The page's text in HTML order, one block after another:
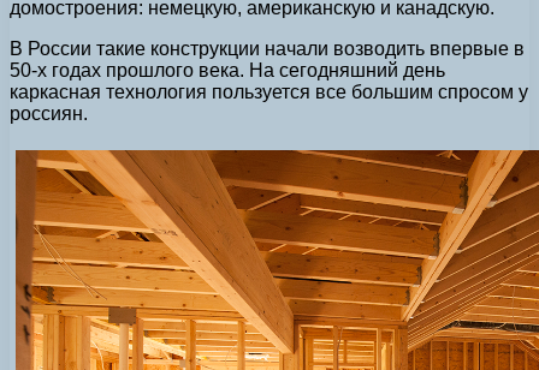
домостроения: немецкую, американскую и канадскую.
В России такие конструкции начали возводить впервые в
50-х годах прошлого века. На сегодняшний день
каркасная технология пользуется все большим спросом у
россиян.